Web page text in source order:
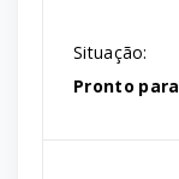
Situação:
Pronto